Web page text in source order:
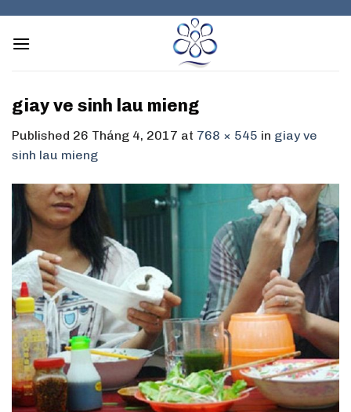
content
giay ve sinh lau mieng
Published 26 Tháng 4, 2017 at 768 × 545 in giay ve
sinh lau mieng